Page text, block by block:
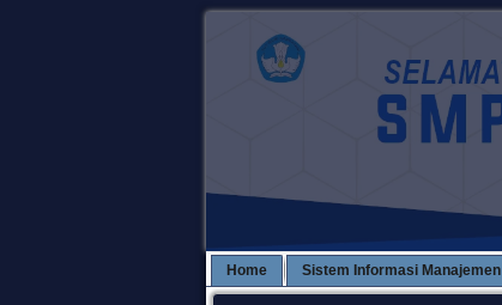
Home Sistem Informasi Manajemen